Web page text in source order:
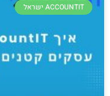
ACCOUNTIT ישראל